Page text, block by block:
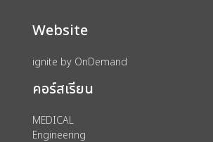
Website
ignite by OnDemand
คอร์สเรียน
MEDICAL
Engineering